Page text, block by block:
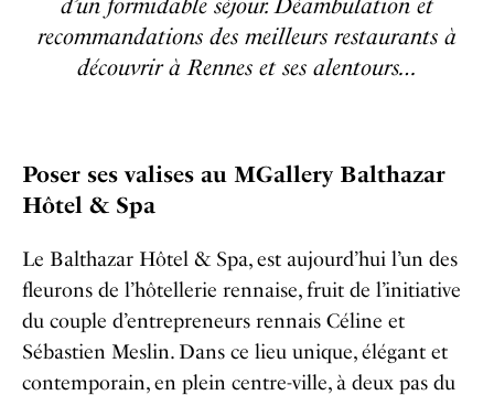
d’un formidable séjour. Déambulation et
recommandations des meilleurs restaurants à
découvrir à Rennes et ses alentours…
Poser ses valises au MGallery Balthazar
Hôtel & Spa
Le Balthazar Hôtel & Spa, est aujourd’hui l’un des
fleurons de l’hôtellerie rennaise, fruit de l’initiative
du couple d’entrepreneurs rennais Céline et
Sébastien Meslin. Dans ce lieu unique, élégant et
contemporain, en plein centre-ville, à deux pas du